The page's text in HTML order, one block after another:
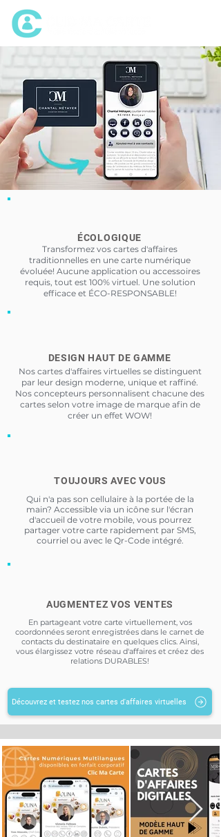
ÉCOLOGIQUE
Transformez vos cartes d'affaires
traditionnelles en une carte numérique
évoluée! Aucune application ou accessoires
requis, tout est 100% virtuel. Une solution
efficace et ÉCO-RESPONSABLE!
DESIGN HAUT DE GAMME
Nos cartes d'affaires virtuelles se distinguent
par leur design moderne, unique et raffiné.
Nos concepteurs personnalisent chacune des
cartes selon votre image de marque afin de
créer un effet WOW!
TOUJOURS AVEC VOUS
Qui n'a pas son cellulaire à la portée de la
main? Accessible via un icône sur l'écran
d'accueil de votre mobile, vous pourrez
partager votre carte rapidement par SMS,
courriel ou avec le Qr-Code intégré.
AUGMENTEZ VOS VENTES
En partageant votre carte virtuellement, vos
coordonnées seront enregistrées dans le carnet de
contacts du destinataire en quelques clics. Ainsi,
vous élargissez votre réseau d'affaires et créez des
relations DURABLES!
Découvrez et testez nos cartes d'affaires virtuelles